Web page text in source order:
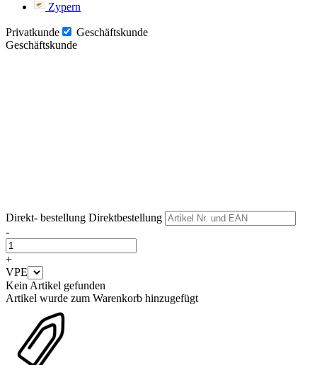
Zypern
Privatkunde
Geschäftskunde
Geschäftskunde
Direkt- bestellung Direktbestellung
-
+
VPE
Kein Artikel gefunden
Artikel wurde zum Warenkorb hinzugefügt